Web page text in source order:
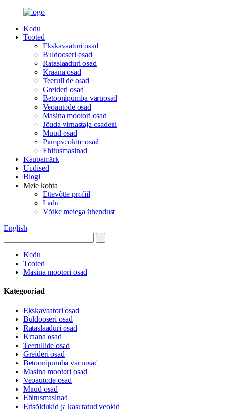
Kodu
Tooted
Ekskavaatori osad
Buldooseri osad
Rataslaaduri osad
Kraana osad
Teerullide osad
Greideri osad
Betoonipumba varuosad
Veoautode osad
Masina mootori osad
Jõuda virnastaja osadeni
Muud osad
Pumpveokite osad
Ehitusmasinad
Kaubamärk
Uudised
Blogi
Meie kohta
Ettevõtte profiil
Ladu
Võtke meiega ühendust
English
Kodu
Tooted
Masina mootori osad
Kategooriad
Ekskavaatori osad
Buldooseri osad
Rataslaaduri osad
Kraana osad
Teerullide osad
Greideri osad
Betoonipumba varuosad
Masina mootori osad
Veoautode osad
Muud osad
Ehitusmasinad
Erisõidukid ja kasutatud veokid